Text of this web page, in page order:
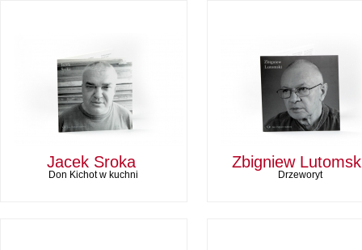
Jacek Sroka
Don Kichot w kuchni
Zbigniew
Drzeworyt